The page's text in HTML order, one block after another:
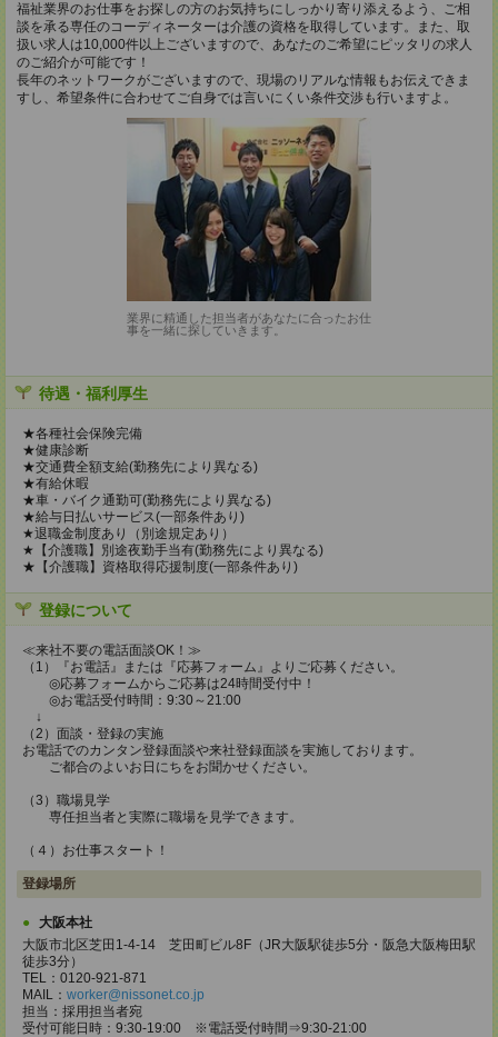
福祉業界のお仕事をお探しの方のお気持ちにしっかり寄り添えるよう、ご相
談を承る専任のコーディネーターは介護の資格を取得しています。また、取
扱い求人は10,000件以上ございますので、あなたのご希望にピッタリの求人
のご紹介が可能です！
長年のネットワークがございますので、現場のリアルな情報もお伝えできま
すし、希望条件に合わせてご自身では言いにくい条件交渉も行いますよ。
業界に精通した担当者があなたに合ったお仕
事を一緒に探していきます。
待遇・福利厚生
★各種社会保険完備
★健康診断
★交通費全額支給(勤務先により異なる)
★有給休暇
★車・バイク通勤可(勤務先により異なる)
★給与日払いサービス(一部条件あり)
★退職金制度あり（別途規定あり）
★【介護職】別途夜勤手当有(勤務先により異なる)
★【介護職】資格取得応援制度(一部条件あり)
登録について
≪来社不要の電話面談OK！≫
（1）『お電話』または『応募フォーム』よりご応募ください。
◎応募フォームからご応募は24時間受付中！
◎お電話受付時間：9:30～21:00
↓
（2）面談・登録の実施
お電話でのカンタン登録面談や来社登録面談を実施しております。
ご都合のよいお日にちをお聞かせください。
（3）職場見学
専任担当者と実際に職場を見学できます。
（４）お仕事スタート！
登録場所
大阪本社
大阪市北区芝田1-4-14 芝田町ビル8F（JR大阪駅徒歩5分・阪急大阪梅田駅
徒歩3分）
TEL：0120-921-871
MAIL： worker@nissonet.co.jp
担当：採用担当者宛
受付可能日時：9:30-19:00 ※電話受付時間⇒9:30-21:00